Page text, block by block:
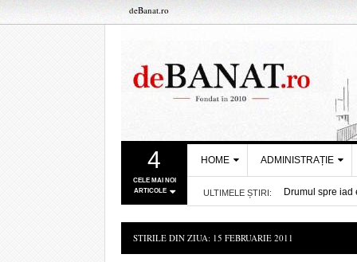
deBanat.ro
4
CELE MAI NOI
ARTICOLE
HOME
DESPRE NOI
REDACȚIA DEBANAT
POLITICA DE COOKIES
ADMINISTRAȚIE
PRIMĂRIA
CONSILIUL
JUDEŢEAN TIMIŞ
ULTIMELE ȘTIRI: Drumul spre
Trei zile de
- acum 3 ore
În contextul
Programul de
Sorin Şipoş
STIRILE DIN ZIUA: 15 FEBRUARIE 2011